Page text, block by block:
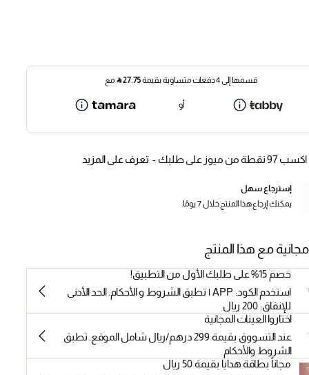
قسمها إلى 4 دفعات متساوية بقيمة 27.75
⃁ مع
أو
اكسب 97 نقطة من ميوز على طلبك - تعرف على المزيد
إسترجاع سهل
يمكنك إرجاع هذا المنتج خلال 7 يومًا.
مع هذا المنتج
خصم 15% على طلبك الأول من التطبيق!
استخدم الكود: APP | تطبق الشروط و الأحكام. الحد الأدنى
للإنفاق: 200 ريال
اختاروا العينات المجانية
عند التسووق بقيمة 299 درهم/ريال شامل الموقع. تطبق
الشروط والأحكام
مجاناً بطاقة هدايا بقيمة 50 ريال